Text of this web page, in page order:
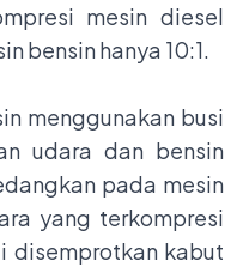
mesin diesel
bensin hanya 10:1.
menggunakan busi
udara dan bensin
pada mesin
yang terkompresi
disemprotkan kabut